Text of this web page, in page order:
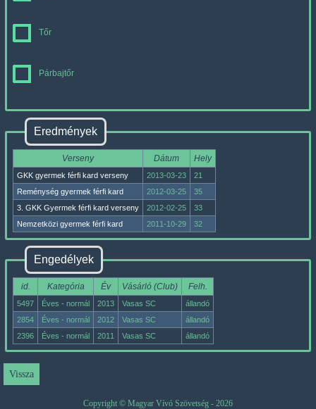
Tőr
Párbajtőr
Eredmények
Verseny Dátum Hely
GKK gyermek férfi kard verseny 2013-03-23
21
Reménység gyermek férfi kard
2012-03-25
35
3. GKK Gyermek férfi kard verseny
2012-02-25
33
Nemzetközi gyermek férfi kard
2011-10-29 32
Engedélyek
id. Kategória Év Vásárló (Club) Felh.
5497 Éves - normál 2013 Vasas SC
állandó
2854
Éves - normál 2012 Vasas SC
állandó
2396
Éves - normál 2011 Vasas SC állandó
Copyright © Magyar Vívó Szövetség - 2026